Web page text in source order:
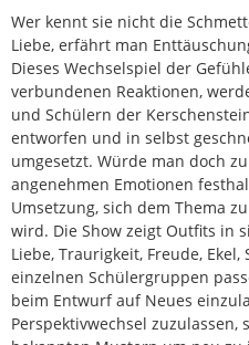
Wer kennt sie nicht die
Liebe, erfährt man
Dieses Wechselspiel der
verbundenen Reaktionen,
und Schülern der
entworfen und in selbst
umgesetzt. Würde man doch
angenehmen Emotionen
Umsetzung, sich dem Thema
wird. Die Show zeigt Outfits in
Liebe, Traurigkeit, Freude,
einzelnen Schülergruppen
beim Entwurf auf Neues
Perspektivwechsel zuzulassen,